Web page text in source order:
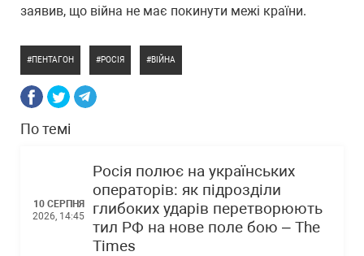
заявив, що війна не має покинути межі країни.
ПЕНТАГОН РОСІЯ ВІЙНА
По темі
10 СЕРПНЯ
2026, 14:45
Росія полює на українських
операторів: як підрозділи
глибоких ударів перетворюють
тил РФ на нове поле бою – The
Times